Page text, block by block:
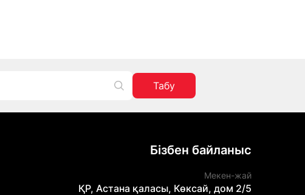
Табу
Бізбен байланыс
Мекен-жай
ҚР, Астана қаласы, Көксай, дом 2/5